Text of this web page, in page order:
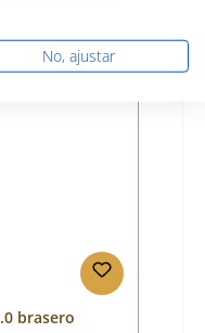
brasero
No, ajustar